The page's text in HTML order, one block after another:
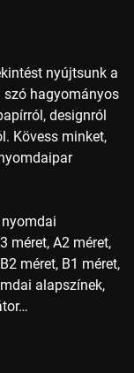
nyújtsunk a
hagyományos
designról
Kövess minket,
méret, A2 méret,
méret, B1 méret,
alapszínek,